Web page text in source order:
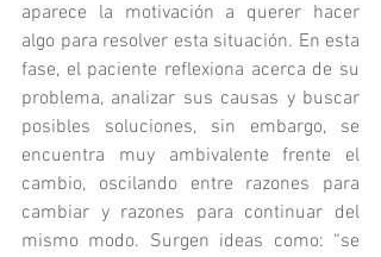
aparece la motivación a querer hacer
algo para resolver esta situación. En esta
fase, el paciente reflexiona acerca de su
problema, analizar sus causas y buscar
posibles soluciones, sin embargo, se
encuentra muy ambivalente frente el
cambio, oscilando entre razones para
cambiar y razones para continuar del
mismo modo. Surgen ideas como: “se